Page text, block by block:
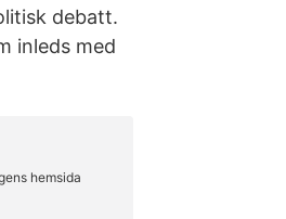
debatt.
inleds med